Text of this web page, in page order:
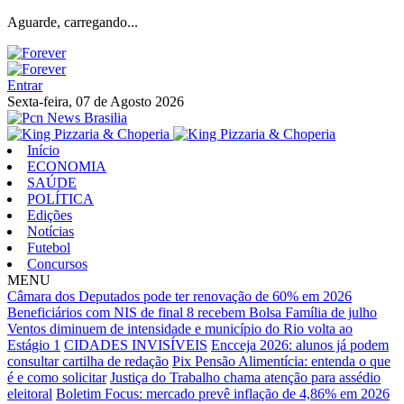
Aguarde, carregando...
Entrar
Sexta-feira, 07 de Agosto 2026
Início
ECONOMIA
SAÚDE
POLÍTICA
Edições
Notícias
Futebol
Concursos
MENU
Câmara dos Deputados pode ter renovação de 60% em 2026
Beneficiários com NIS de final 8 recebem Bolsa Família de julho
Ventos diminuem de intensidade e município do Rio volta ao
Estágio 1 CIDADES INVISÍVEIS Encceja 2026: alunos já podem
consultar cartilha de redação Pix Pensão Alimentícia: entenda o que
é e como solicitar Justiça do Trabalho chama atenção para assédio
eleitoral Boletim Focus: mercado prevê inflação de 4,86% em 2026